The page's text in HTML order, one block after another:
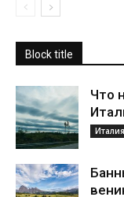
Block title
Что
Италия